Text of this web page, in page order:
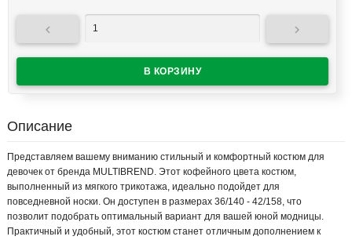
 
Описание
Представляем вашему вниманию стильный и комфортный костюм для
девочек от бренда MULTIBREND. Этот кофейного цвета костюм,
выполненный из мягкого трикотажа, идеально подойдет для
повседневной носки. Он доступен в размерах 36/140 - 42/158, что
позволит подобрать оптимальный вариант для вашей юной модницы.
Практичный и удобный, этот костюм станет отличным дополнением к